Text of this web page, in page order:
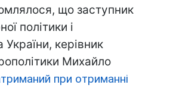
що заступник
політики і
керівник
Михайло
при отриманні